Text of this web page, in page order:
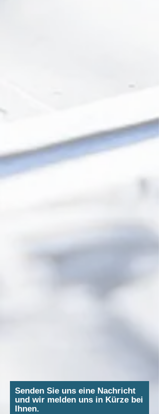
Senden Sie uns eine Nachricht
und wir melden uns in Kürze bei
Ihnen.